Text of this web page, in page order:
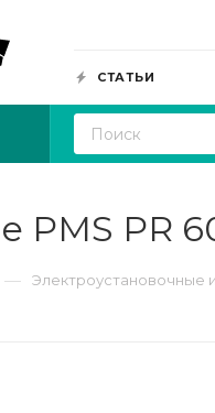
СТАТЬИ
PMS PR
— Электроустановочные